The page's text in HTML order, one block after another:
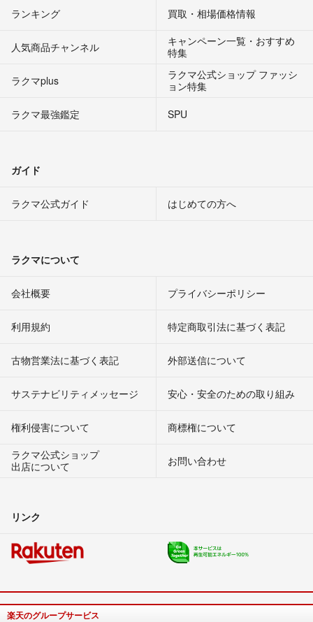
ランキング 買取・相場価格情報
人気商品チャンネル
キャンペーン一覧・おすすめ
特集
ラクマplus
ラクマ公式ショップ ファッシ
ョン特集
ラクマ最強鑑定
SPU
ガイド
ラクマ公式ガイド はじめての方へ
ラクマについて
会社概要 プライバシーポリシー
利用規約 特定商取引法に基づく表記
古物営業法に基づく表記 外部送信について
サステナビリティメッセージ 安心・安全のための取り組み
権利侵害について
商標権について
ラクマ公式ショップ
出店について
お問い合わせ
リンク
楽天のグループサービス